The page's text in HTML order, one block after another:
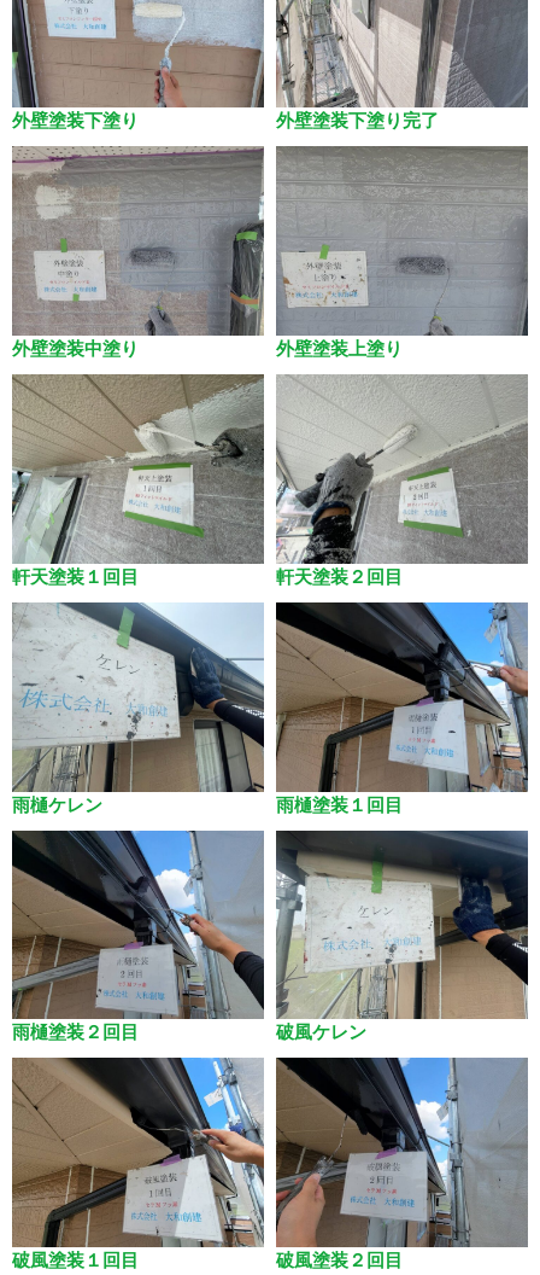
外壁塗装下塗り 外壁塗装下塗り完了
外壁塗装中塗り 外壁塗装上塗り
軒天塗装１回目 軒天塗装２回目
雨樋ケレン 雨樋塗装１回目
雨樋塗装２回目 破風ケレン
破風塗装１回目 破風塗装２回目